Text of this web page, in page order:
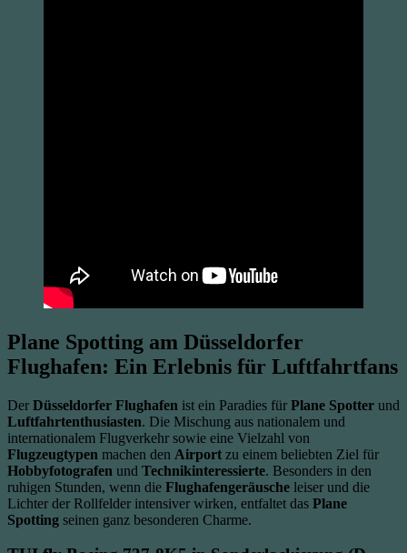
Plane Spotting am Düsseldorfer
Flughafen: Ein Erlebnis für Luftfahrtfans
Der Düsseldorfer Flughafen ist ein Paradies für Plane Spotter und
Luftfahrtenthusiasten. Die Mischung aus nationalem und
internationalem Flugverkehr sowie eine Vielzahl von
Flugzeugtypen machen den Airport zu einem beliebten Ziel für
Hobbyfotografen und Technikinteressierte. Besonders in den
ruhigen Stunden, wenn die Flughafengeräusche leiser und die
Lichter der Rollfelder intensiver wirken, entfaltet das Plane
Spotting seinen ganz besonderen Charme.